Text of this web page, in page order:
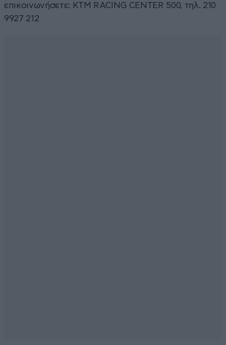
επικοινωνήσετε: KTM RACING CENTER 500, τηλ. 210
9927 212